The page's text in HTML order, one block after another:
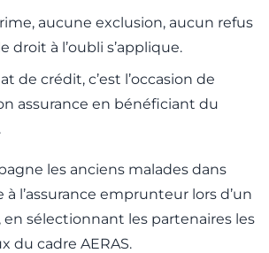
aucune exclusion, aucun refus
droit à l’oubli s’applique.
de crédit, c’est l’occasion de
assurance en bénéficiant du
les anciens malades dans
à l’assurance emprunteur lors d’un
en sélectionnant les partenaires les
du cadre AERAS.